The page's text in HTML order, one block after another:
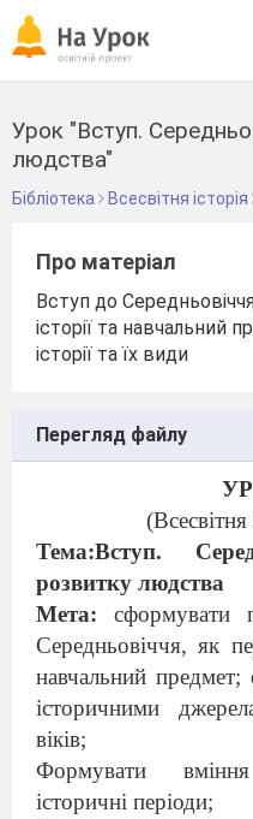
Урок "Вступ.
людства"
Бібліотека Всесвітня історія
Про матеріал
Вступ до
історії та навчальний
історії та їх види
Перегляд файлу
(Всесвітня
Тема:Вступ.
розвитку людства
Мета: сформувати
Середньовіччя, як
навчальний
історичними
віків;
Формувати
історичні періоди;